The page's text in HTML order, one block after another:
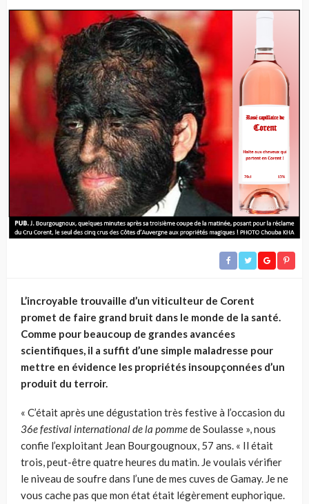
L’incroyable trouvaille d’un viticulteur de Corent
promet de faire grand bruit dans le monde de la santé.
Comme pour beaucoup de grandes avancées
scientifiques, il a suffit d’une simple maladresse pour
mettre en évidence les propriétés insoupçonnées d’un
produit du terroir.
« C’était après une dégustation très festive à l’occasion du
36e festival international de la pommede Soulasse », nous
confie l’exploitant Jean Bourgougnoux, 57 ans. « Il était
trois, peut-être quatre heures du matin. Je voulais vérifier
le niveau de soufre dans l’une de mes cuves de Gamay. Je ne
vous cache pas que mon état était légèrement euphorique.